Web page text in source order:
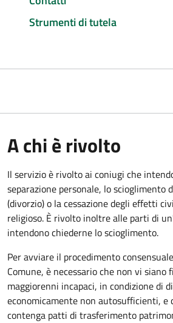
Strumenti di tutela
A chi è rivolto
Il servizio è rivolto ai coniugi che
separazione personale, lo scioglimento
(divorzio) o la cessazione degli effetti
religioso. È rivolto inoltre alle parti di
intendono chiederne lo scioglimento.
Per avviare il procedimento
Comune, è necessario che non vi siano
maggiorenni incapaci, in condizione di
economicamente non autosufficienti, e
contenga patti di trasferimento